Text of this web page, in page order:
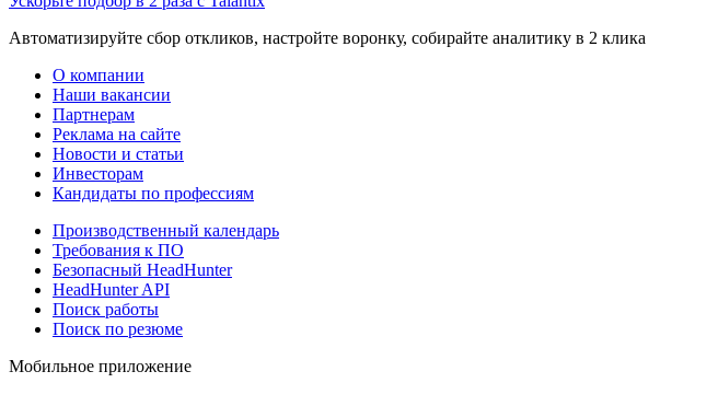
Автоматизируйте сбор откликов, настройте воронку, собирайте аналитику в 2 клика
О компании
Наши вакансии
Партнерам
Реклама на сайте
Новости и статьи
Инвесторам
Кандидаты по профессиям
Производственный календарь
Требования к ПО
Безопасный HeadHunter
HeadHunter API
Поиск работы
Поиск по резюме
Мобильное приложение